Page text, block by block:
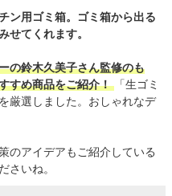
ン用ゴミ箱。ゴミ箱から出る
せてくれます。
の鈴木久美子さん監修のも
すめ商品をご紹介！ 「生ゴミ
厳選しました。おしゃれなデ
のアイデアもご紹介している
さいね。